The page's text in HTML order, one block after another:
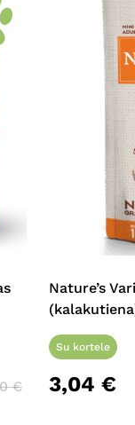
€
Nature’s
Su kortele
3,04 €